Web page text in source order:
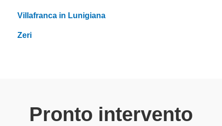
Villafranca in Lunigiana
Zeri
Pronto intervento